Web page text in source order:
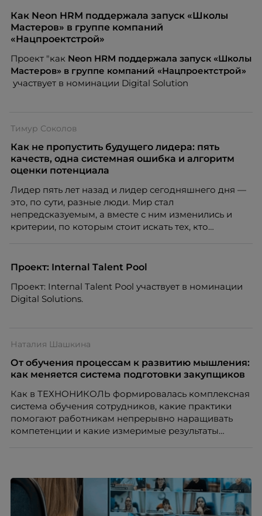
Как Neon HRM поддержала запуск «Школы
Мастеров» в группе компаний
«Нацпроектстрой»
Проект "как Neon HRM поддержала запуск «Школы
Мастеров» в группе компаний «Нацпроектстрой»
участвует в номинации Digital Solution
Тимур Соколов
Как не пропустить будущего лидера: пять
качеств, одна системная ошибка и алгоритм
оценки потенциала
Лидер пять лет назад и лидер сегодняшнего дня —
это, по сути, разные люди. Мир стал
непредсказуемым, а вместе с ним изменились и
критерии, по которым стоит искать тех, кто
«свадебного генерала», почему стандартные
системы оценки часто упускают самых талантливых
людей и как выявить лидерский потенциал ещё до
того, как он проявится в цифрах KPI, рассказывает
Проект: Internal Talent Pool
Проект: Internal Talent Pool участвует в номинации
Digital Solutions.
Наталия Шашкина
От обучения процессам к развитию мышления:
как меняется система подготовки закупщиков
Как в ТЕХНОНИКОЛЬ формировалась комплексная
система обучения сотрудников, какие практики
помогают работникам непрерывно наращивать
компетенции и какие измеримые результаты
компании ТЕХНОНИКОЛЬ.